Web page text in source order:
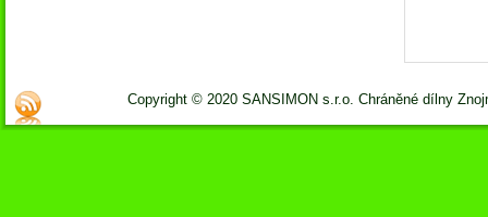
Copyright © 2020 SANSIMON s.r.o. Chráněné dílny